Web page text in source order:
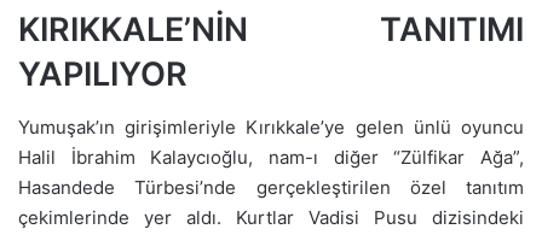
KIRIKKALE’NİN TANITIMI
YAPILIYOR
Yumuşak’ın girişimleriyle Kırıkkale’ye gelen ünlü oyuncu
Halil İbrahim Kalaycıoğlu, nam-ı diğer “Zülfikar Ağa”,
Hasandede Türbesi’nde gerçekleştirilen özel tanıtım
çekimlerinde yer aldı. Kurtlar Vadisi Pusu dizisindeki